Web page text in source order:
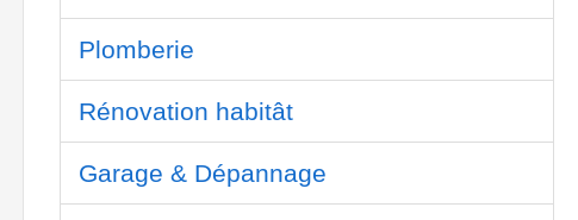
Plomberie
Rénovation habitât
Garage & Dépannage